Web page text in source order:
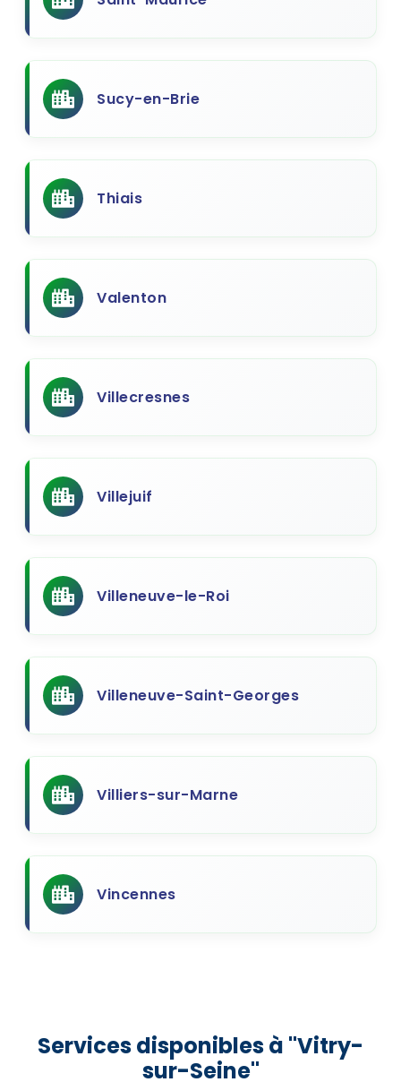
Sucy-en-Brie
Thiais
Valenton
Villecresnes
Villejuif
Villeneuve-le-Roi
Villeneuve-Saint-Georges
Villiers-sur-Marne
Vincennes
Services disponibles à "Vitry-
sur-Seine"